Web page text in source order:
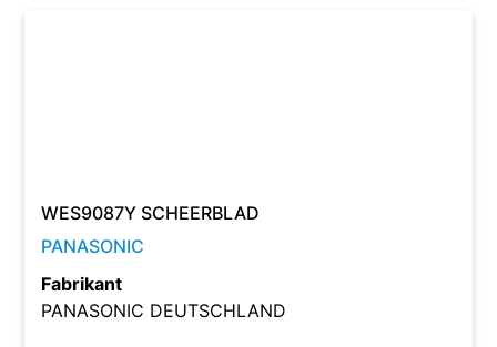
WES9087Y SCHEERBLAD
PANASONIC
Fabrikant
PANASONIC DEUTSCHLAND